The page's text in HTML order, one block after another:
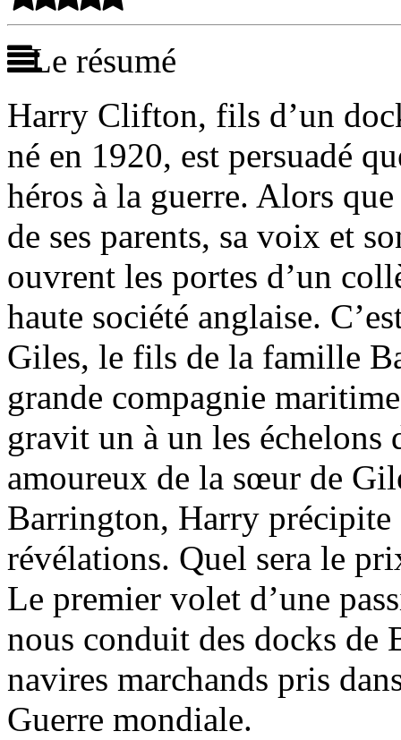
Le résumé
Harry Clifton, fils d’un
né en 1920, est persuadé
héros à la guerre. Alors
de ses parents, sa voix et
ouvrent les portes d’un
haute société anglaise.
Giles, le fils de la famille
grande compagnie
gravit un à un les échelons
amoureux de la sœur de
Barrington, Harry précipite
révélations. Quel sera le
Le premier volet d’une
nous conduit des docks de
navires marchands pris
Guerre mondiale.